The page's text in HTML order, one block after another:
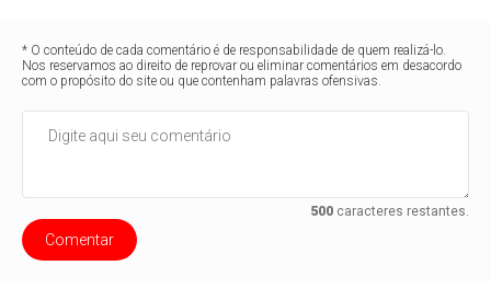
* O conteúdo de cada comentário é de responsabilidade de quem realizá-lo.
Nos reservamos ao direito de reprovar ou eliminar comentários em desacordo
com o propósito do site ou que contenham palavras ofensivas.
500caracteres restantes.
Comentar